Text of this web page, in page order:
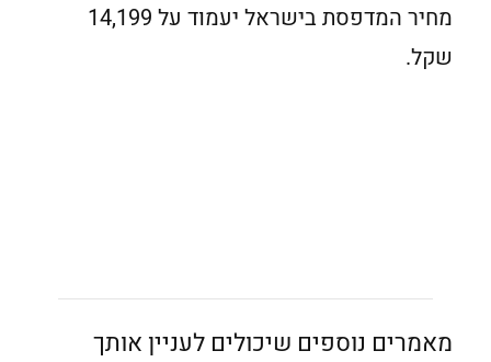
מחיר המדפסת בישראל יעמוד על 14,199
שקל.
מאמרים נוספים שיכולים לעניין אותך